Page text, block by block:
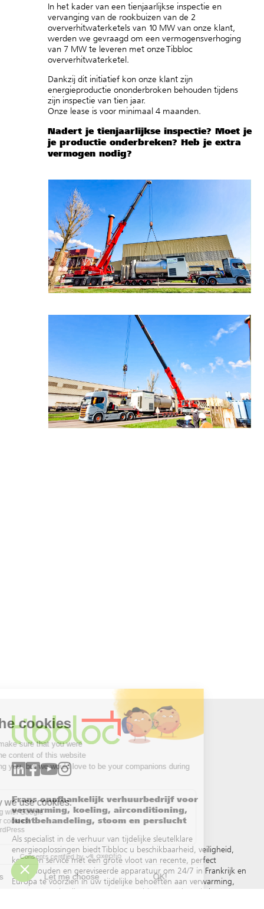
In het kader van een tienjaarlijkse inspectie en
vervanging van de rookbuizen van de 2
oververhitwaterketels van 10 MW van onze klant,
werden we gevraagd om een vermogensverhoging
van 7 MW te leveren met onze Tibbloc
oververhitwaterketel.
Dankzij dit initiatief kon onze klant zijn
energieproductie ononderbroken behouden tijdens
zijn inspectie van tien jaar.
Onze lease is voor minimaal 4 maanden.
Nadert je tienjaarlijkse inspectie? Moet je
je productie onderbreken? Heb je extra
vermogen nodig?
Frans onafhankelijk verhuurbedrijf voor
verwarming, koeling, airconditioning,
luchtbehandeling, stoom en perslucht
Als specialist in de verhuur van tijdelijke sleutelklare
energieoplossingen biedt Tibbloc u beschikbaarheid, veiligheid,
keuze en service met een grote vloot van recente, perfect
onderhouden en gereviseerde apparatuur om 24/7 in Frankrijk en
Europa te voorzien in uw tijdelijke behoeften aan verwarming,
warm water, koeling, stoom, oververhit water, thermische